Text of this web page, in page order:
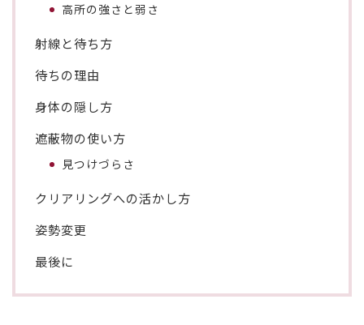
高所の強さと弱さ
射線と待ち方
待ちの理由
身体の隠し方
遮蔽物の使い方
見つけづらさ
クリアリングへの活かし方
姿勢変更
最後に